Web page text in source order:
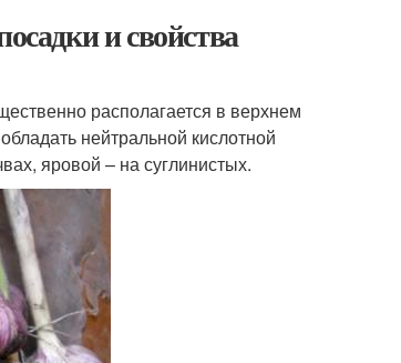
и свойства
располагается в верхнем
нейтральной кислотной
яровой – на суглинистых.